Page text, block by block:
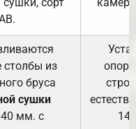
столбы из
бруса
сушки
мм. с